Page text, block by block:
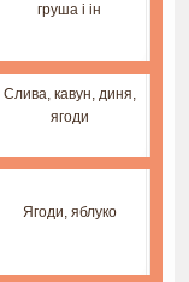
груша і ін
Слива, кавун, диня,
ягоди
Ягоди, яблуко